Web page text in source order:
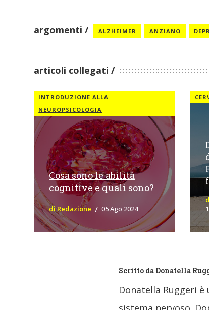
argomenti ALZHEIMER ANZIANO
articoli collegati
INTRODUZIONE ALLA
NEUROPSICOLOGIA
Cosa sono le abilità
cognitive e quali sono?
di Redazione 05 Ago 2024
Scritto da Donatella
Donatella Ruggeri